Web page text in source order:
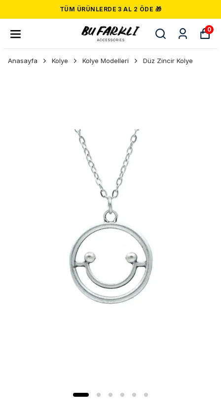
TÜM ÜRÜNLERDE 3 AL 2 ÖDE 🎁
0
Anasayfa Kolye Kolye Modelleri Düz Zincir Kolye